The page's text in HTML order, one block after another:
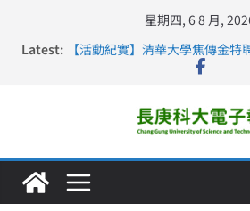
星期四, 6 8 月,
Latest:
【活動紀實】清華大學焦傳金
長庚科大連四年穩居《遠見》醫
深化永續醫療 長庚科大攜菲、
長庚科大護理系勇奪2026羅馬
金牌暨雙特別獎 AI智慧照護與護